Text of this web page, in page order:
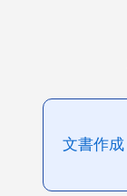
文書作成